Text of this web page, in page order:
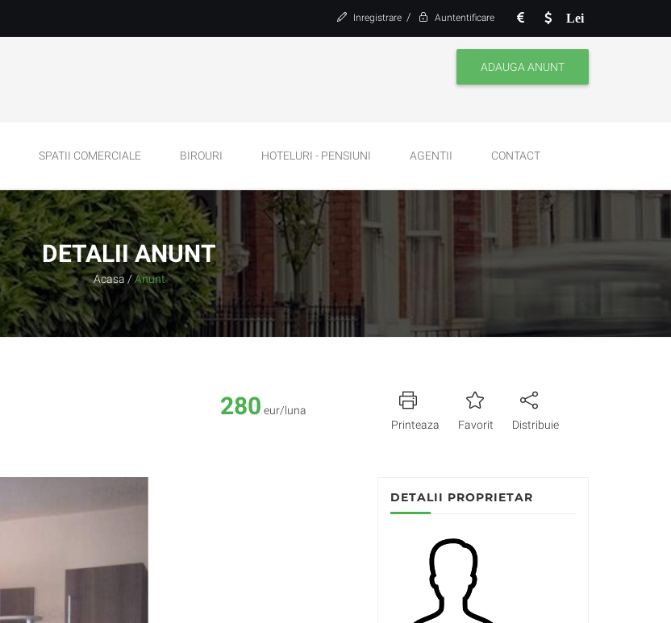
Lei
Inregistrare / Auntentificare
ADAUGA ANUNT
SPATII COMERCIALE BIROURI HOTELURI - PENSIUNI AGENTII CONTACT
DETALII ANUNT
Acasa / Anunt
280 eur/luna
Printeaza
Favorit Distribuie
DETALII PROPRIETAR